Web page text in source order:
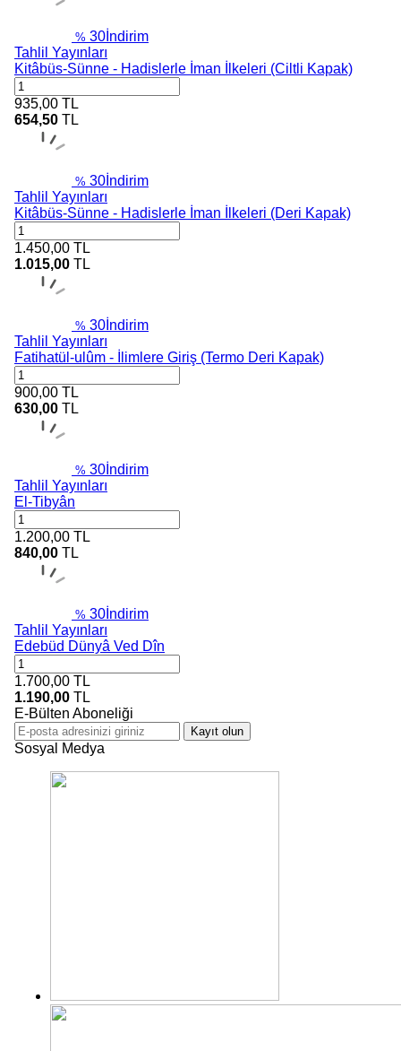
% 30 İndirim
Tahlil Yayınları
Kitâbüs-Sünne - Hadislerle İman İlkeleri (Ciltli Kapak)
935,00 TL
654,50 TL
% 30 İndirim
Tahlil Yayınları
Kitâbüs-Sünne - Hadislerle İman İlkeleri (Deri Kapak)
1.450,00 TL
1.015,00 TL
% 30 İndirim
Tahlil Yayınları
Fatihatül-ulûm - İlimlere Giriş (Termo Deri Kapak)
900,00 TL
630,00 TL
% 30 İndirim
Tahlil Yayınları
El-Tibyân
1.200,00 TL
840,00 TL
% 30 İndirim
Tahlil Yayınları
Edebüd Dünyâ Ved Dîn
1.700,00 TL
1.190,00 TL
E-Bülten Aboneliği
Kayıt olun
Sosyal Medya